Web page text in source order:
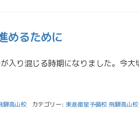
めるために
騨高山校 カテゴリー: 東進衛星予備校 飛騨高山校